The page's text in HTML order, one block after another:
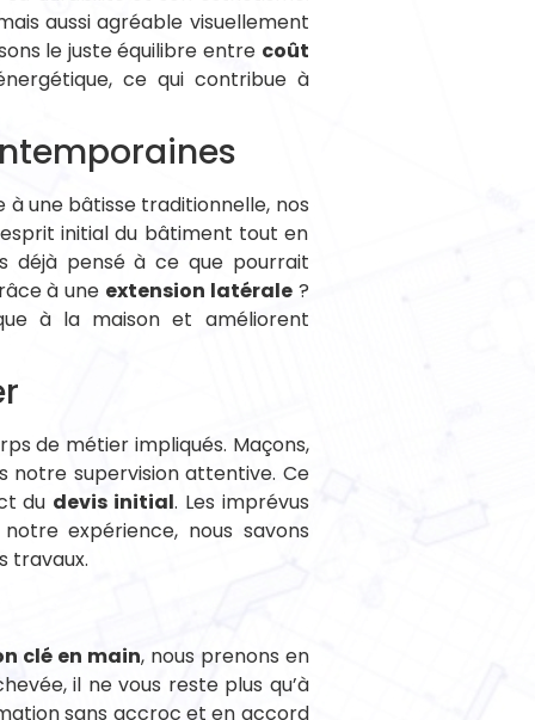
aussi agréable visuellement
le juste équilibre entre coût
ce qui contribue à
une bâtisse traditionnelle, nos
initial du bâtiment tout en
déjà pensé à ce que pourrait
à une extension latérale?
à la maison et améliorent
de métier impliqués. Maçons,
notre supervision attentive. Ce
du devis initial. Les imprévus
expérience, nous savons
travaux.
clé en main, nous prenons en
il ne vous reste plus qu’à
sans accroc et en accord